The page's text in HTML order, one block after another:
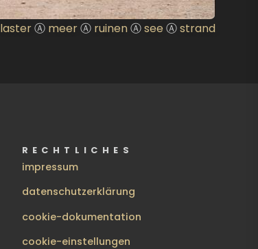
lasterⒶ meerⒶ ruinenⒶsee Ⓐstrand
RECHTLICHES
impressum
datenschutzerklärung
cookie-dokumentation
cookie-einstellungen